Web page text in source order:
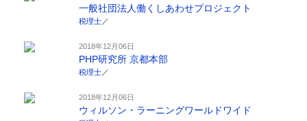
一般社団法人働くしあわせプロジェクト
税理士 ／
2018年12月06日
PHP研究所 京都本部
税理士 ／
2018年12月06日
ウィルソン・ラーニングワールドワイド